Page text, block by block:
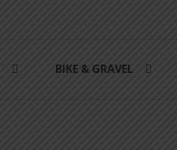
BIKE & GRAVEL